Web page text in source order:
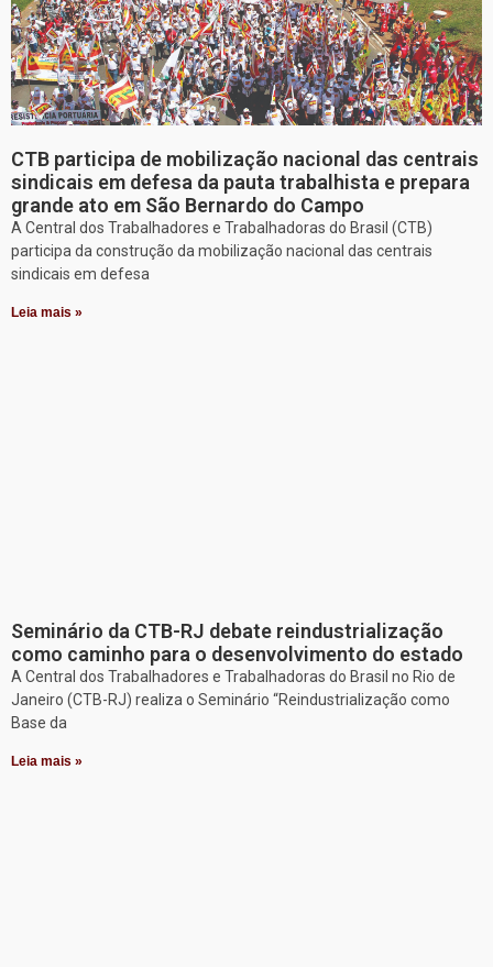
CTB participa de mobilização nacional das centrais
sindicais em defesa da pauta trabalhista e prepara
grande ato em São Bernardo do Campo
A Central dos Trabalhadores e Trabalhadoras do Brasil (CTB)
participa da construção da mobilização nacional das centrais
sindicais em defesa
Leia mais »
Seminário da CTB-RJ debate reindustrialização
como caminho para o desenvolvimento do estado
A Central dos Trabalhadores e Trabalhadoras do Brasil no Rio de
Janeiro (CTB-RJ) realiza o Seminário “Reindustrialização como
Base da
Leia mais »